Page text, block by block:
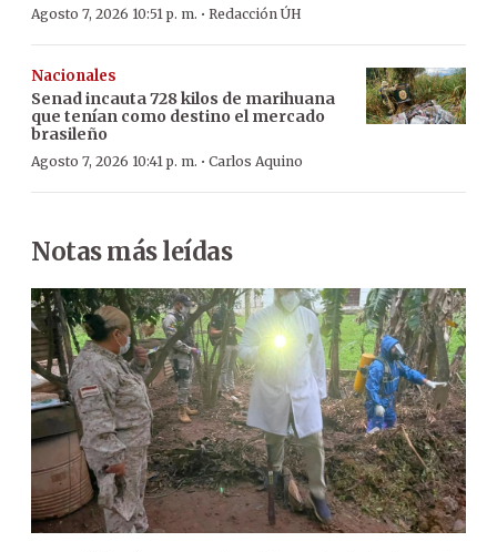
Agosto 7, 2026 10:51 p. m. · Redacción ÚH
Nacionales
Senad incauta 728 kilos de marihuana
que tenían como destino el mercado
brasileño
Agosto 7, 2026 10:41 p. m. · Carlos Aquino
Notas más leídas